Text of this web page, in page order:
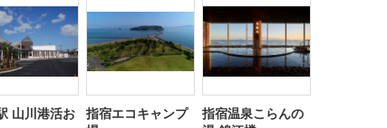
山川港活お
指宿エコキャンプ
指宿温泉こらんの